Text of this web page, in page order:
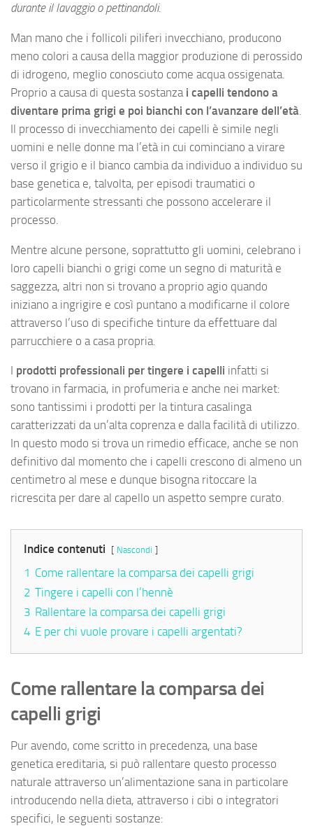
durante il lavaggio o pettinandoli.
Man mano che i follicoli piliferi invecchiano, producono
meno colori a causa della maggior produzione di perossido
di idrogeno, meglio conosciuto come acqua ossigenata.
Proprio a causa di questa sostanza i capelli tendono a
diventare prima grigi e poi bianchi con l’avanzare dell’età
Il processo di invecchiamento dei capelli è simile negli
uomini e nelle donne ma l’età in cui cominciano a virare
verso il grigio e il bianco cambia da individuo a individuo su
base genetica e, talvolta, per episodi traumatici o
particolarmente stressanti che possono accelerare il
processo.
Mentre alcune persone, soprattutto gli uomini, celebrano i
loro capelli bianchi o grigi come un segno di maturità e
saggezza, altri non si trovano a proprio agio quando
iniziano a ingrigire e così puntano a modificarne il colore
attraverso l’uso di specifiche tinture da effettuare dal
parrucchiere o a casa propria.
I prodotti professionali per tingere i capelli infatti si
trovano in farmacia, in profumeria e anche nei market:
sono tantissimi i prodotti per la tintura casalinga
caratterizzati da un’alta coprenza e dalla facilità di utilizzo.
In questo modo si trova un rimedio efficace, anche se non
definitivo dal momento che i capelli crescono di almeno un
centimetro al mese e dunque bisogna ritoccare la
ricrescita per dare al capello un aspetto sempre curato.
Indice contenuti Nascondi
1 Come rallentare la comparsa dei capelli grigi
2 Tingere i capelli con l’hennè
3 Rallentare la comparsa dei capelli grigi
4 E per chi vuole provare i capelli argentati?
Come rallentare la comparsa dei
capelli grigi
Pur avendo, come scritto in precedenza, una base
genetica ereditaria, si può rallentare questo processo
naturale attraverso un’alimentazione sana in particolare
introducendo nella dieta, attraverso i cibi o integratori
specifici, le seguenti sostanze: